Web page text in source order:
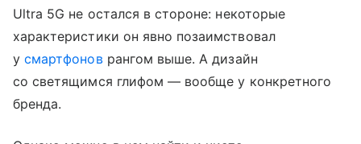
Ultra 5G не остался в стороне: некоторые
характеристики он явно позаимствовал
усмартфоноврангом выше. А дизайн
со светящимся глифом — вообще у конкретного
бренда.